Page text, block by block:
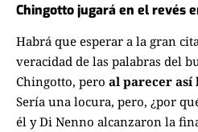
Chingotto jugará en el revés
Habrá que esperar a la gran
veracidad de las palabras del
Chingotto, pero al parecer así
Sería una locura, pero, ¿por
él y Di Nenno alcanzaron la